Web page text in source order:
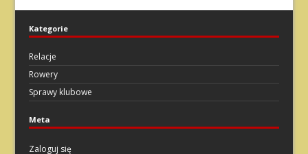
Kategorie
Relacje
Rowery
Sprawy klubowe
Meta
Zaloguj się